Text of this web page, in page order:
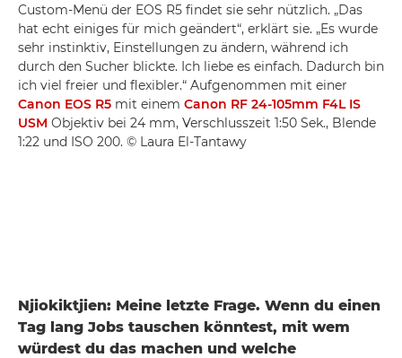
Custom-Menü der EOS R5 findet sie sehr nützlich. „Das
hat echt einiges für mich geändert“, erklärt sie. „Es wurde
sehr instinktiv, Einstellungen zu ändern, während ich
durch den Sucher blickte. Ich liebe es einfach. Dadurch bin
ich viel freier und flexibler.“ Aufgenommen mit einer
Canon EOS R5 mit einem Canon RF 24-105mm F4L IS
USM Objektiv bei 24 mm, Verschlusszeit 1:50 Sek., Blende
1:22 und ISO 200. © Laura El-Tantawy
Njiokiktjien: Meine letzte Frage. Wenn du einen
Tag lang Jobs tauschen könntest, mit wem
würdest du das machen und welche